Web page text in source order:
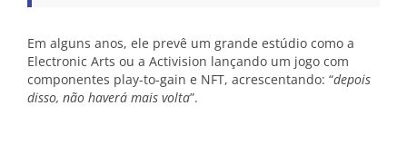
Em alguns anos, ele prevê um grande estúdio como a
Electronic Arts ou a Activision lançando um jogo com
componentes play-to-gain e NFT, acrescentando: “depois
disso, não haverá mais volta”.